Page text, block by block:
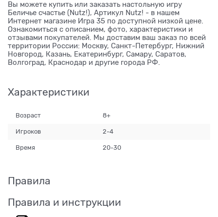
Вы можете купить или заказать настольную игру
Беличье счастье (Nutz!), Артикул Nutz! - в нашем
Интернет магазине Игра 35 по доступной низкой цене.
Ознакомиться с описанием, фото, характеристики и
отзывами покупателей. Мы доставим ваш заказ по всей
территории России: Москву, Санкт-Петербург, Нижний
Новгород, Казань, Екатеринбург, Самару, Саратов,
Волгоград, Краснодар и другие города РФ.
Характеристики
Возраст 8+
Игроков 2-4
Время 20-30
Правила
Правила и инструкции